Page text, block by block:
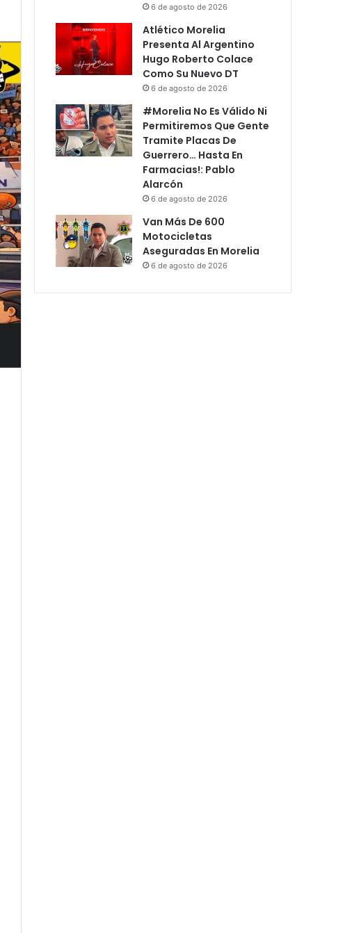
6 de agosto de 2026
Atlético Morelia
Presenta Al Argentino
Hugo Roberto Colace
Como Su Nuevo DT
6 de agosto de 2026
#Morelia No Es Válido Ni
Permitiremos Que Gente
Tramite Placas De
Guerrero… Hasta En
Farmacias!: Pablo
Alarcón
6 de agosto de 2026
Van Más De 600
Motocicletas
Aseguradas En Morelia
6 de agosto de 2026